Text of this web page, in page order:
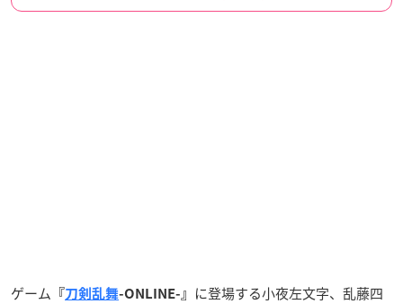
ゲーム 『刀剣乱舞-ONLINE-』
に登場する小夜左文字、乱藤四